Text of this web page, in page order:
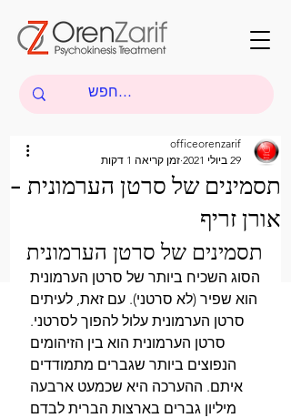
תסמינים של סרטן הערמונית -
אורן זריף
officeorenzarif
29 ביולי 2021
זמן קריאה 1 דקות
תסמינים של סרטן הערמונית
הסוג השכיח ביותר של סרטן הערמונית
הוא שפיר (לא סרטני). עם זאת, לעיתים
סרטן הערמונית עלול להפוך לסרטני.
סרטן הערמונית הוא בין הזיהומים
הנפוצים ביותר שגברים מתמודדים
איתם. ההערכה היא שכמעט ארבעה
מיליון גברים בארצות הברית לבדם